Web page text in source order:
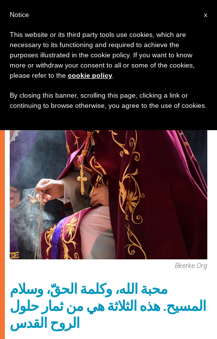
كنيسة محليّة
Bkerke.org
محبة الله، وكلمة الحقّ، وسلام
المسيح. هذه الثلاثة هي من ثمار حلول
الروح القدس
x
Notice
This website or its third party tools use cookies, which are
necessary to its functioning and required to achieve the
purposes illustrated in the cookie policy. If you want to know
more or withdraw your consent to all or some of the cookies,
please refer to the cookie policy
By closing this banner, scrolling this page, clicking a link or
continuing to browse otherwise, you agree to the use of cookies.